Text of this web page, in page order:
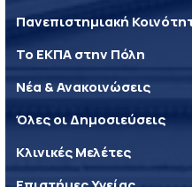
Πανεπιστημιακή
Το ΕΚΠΑ στην Πόλη
Νέα & Ανακοινώσεις
Όλες οι Δημοσιεύσεις
Κλινικές Μελέτες